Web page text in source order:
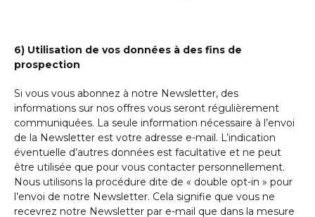
6) Utilisation de vos données à des fins de
prospection
Si vous vous abonnez à notre Newsletter, des
informations sur nos offres vous seront régulièrement
communiquées. La seule information nécessaire à l’envoi
de la Newsletter est votre adresse e-mail. L’indication
éventuelle d’autres données est facultative et ne peut
être utilisée que pour vous contacter personnellement.
Nous utilisons la procédure dite de « double opt-in » pour
l’envoi de notre Newsletter. Cela signifie que vous ne
recevrez notre Newsletter par e-mail que dans la mesure